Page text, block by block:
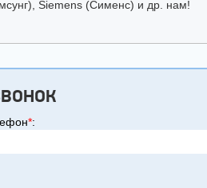
Siemens (Сименс) и др. нам!
*: